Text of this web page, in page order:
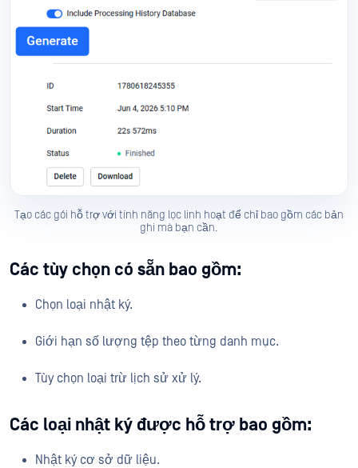
Tạo các gói hỗ trợ với tính năng lọc linh hoạt để chỉ bao gồm các bản
ghi mà bạn cần.
Các tùy chọn có sẵn bao gồm:
Chọn loại nhật ký.
Giới hạn số lượng tệp theo từng danh mục.
Tùy chọn loại trừ lịch sử xử lý.
Các loại nhật ký được hỗ trợ bao gồm:
Nhật ký cơ sở dữ liệu.